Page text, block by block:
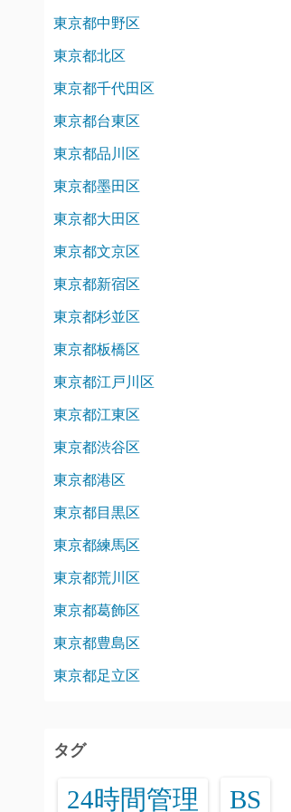
東京都中野区
東京都北区
東京都千代田区
東京都台東区
東京都品川区
東京都墨田区
東京都大田区
東京都文京区
東京都新宿区
東京都杉並区
東京都板橋区
東京都江戸川区
東京都江東区
東京都渋谷区
東京都港区
東京都目黒区
東京都練馬区
東京都荒川区
東京都葛飾区
東京都豊島区
東京都足立区
タグ
24時間管理 BS